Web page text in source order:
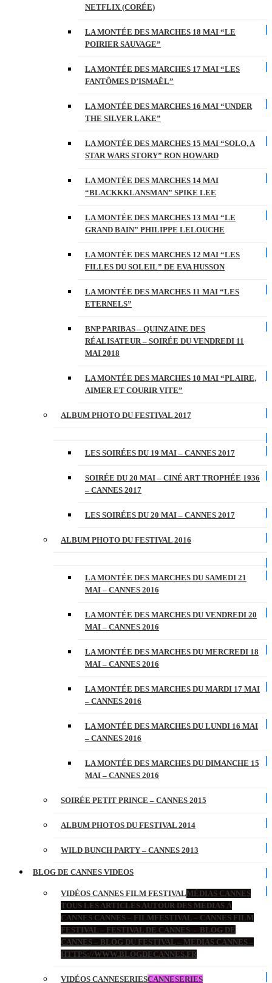
NETFLIX (CORÉE)
LA MONTÉE DES MARCHES 18 MAI “LE
POIRIER SAUVAGE”
LA MONTÉE DES MARCHES 17 MAI “LES
FANTÔMES D’ISMAËL”
LA MONTÉE DES MARCHES 16 MAI “UNDER
THE SILVER LAKE”
LA MONTÉE DES MARCHES 15 MAI “SOLO, A
STAR WARS STORY” RON HOWARD
LA MONTÉE DES MARCHES 14 MAI
“BLACKKKLANSMAN” SPIKE LEE
LA MONTÉE DES MARCHES 13 MAI “LE
GRAND BAIN” PHILIPPE LELOUCHE
LA MONTÉE DES MARCHES 12 MAI “LES
FILLES DU SOLEIL” DE EVA HUSSON
LA MONTÉE DES MARCHES 11 MAI “LES
ETERNELS”
BNP PARIBAS – QUINZAINE DES
RÉALISATEUR – SOIRÉE DU VENDREDI 11
MAI 2018
LA MONTÉE DES MARCHES 10 MAI “PLAIRE,
AIMER ET COURIR VITE”
ALBUM PHOTO DU FESTIVAL 2017
LES SOIRÉES DU 19 MAI – CANNES 2017
SOIRÉE DU 20 MAI – CINÉ ART TROPHÉE 1936
– CANNES 2017
LES SOIRÉES DU 20 MAI – CANNES 2017
ALBUM PHOTO DU FESTIVAL 2016
LA MONTÉE DES MARCHES DU SAMEDI 21
MAI – CANNES 2016
LA MONTÉE DES MARCHES DU VENDREDI 20
MAI – CANNES 2016
LA MONTÉE DES MARCHES DU MERCREDI 18
MAI – CANNES 2016
LA MONTÉE DES MARCHES DU MARDI 17 MAI
– CANNES 2016
LA MONTÉE DES MARCHES DU LUNDI 16 MAI
– CANNES 2016
LA MONTÉE DES MARCHES DU DIMANCHE 15
MAI – CANNES 2016
SOIRÉE PETIT PRINCE – CANNES 2015
ALBUM PHOTOS DU FESTIVAL 2014
WILD BUNCH PARTY – CANNES 2013
BLOG DE CANNES VIDEOS
VIDÉOS CANNES FILM FESTIVALMÉDIAS CANNES
TOUS LES ARTICLES AUTOUR DES MÉDIAS À
CANNES CANNES – FILMFESTIVAL – CANNES FILM
FESTIVAL – FESTIVAL DE CANNES – BLOG DE
CANNES – BLOG DU FESTIVAL – MEDIAS CANNES –
HTTPS://WWW.BLOGDECANNES.FR
VIDÉOS CANNESERIESCANNESERIES